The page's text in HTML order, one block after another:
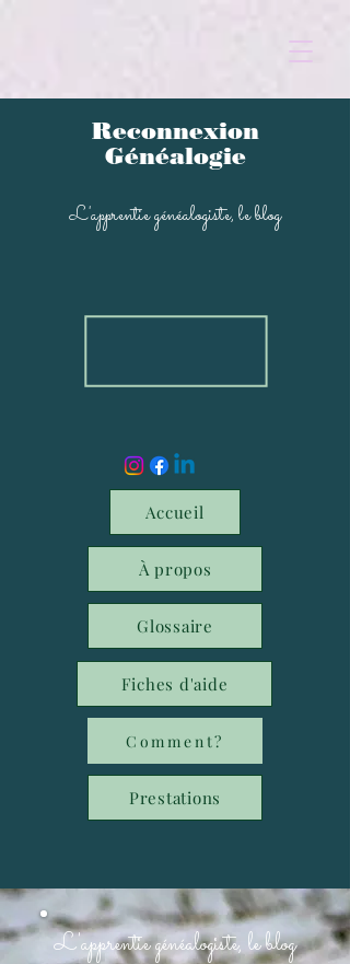
Reconnexion
Généalogie
L'apprentie généalogiste, le blog
Accueil
À propos
Glossaire
Fiches d'aide
Comment?
Prestations
L'apprentie généalogiste, le blog